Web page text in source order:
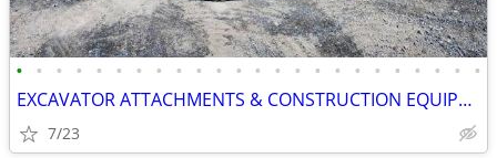
• • • • • • • • • • • • • • • • • • • • • • • •
EXCAVATOR ATTACHMENTS & CONSTRUCTION EQUIPMENT ON SALE!!!
7/23